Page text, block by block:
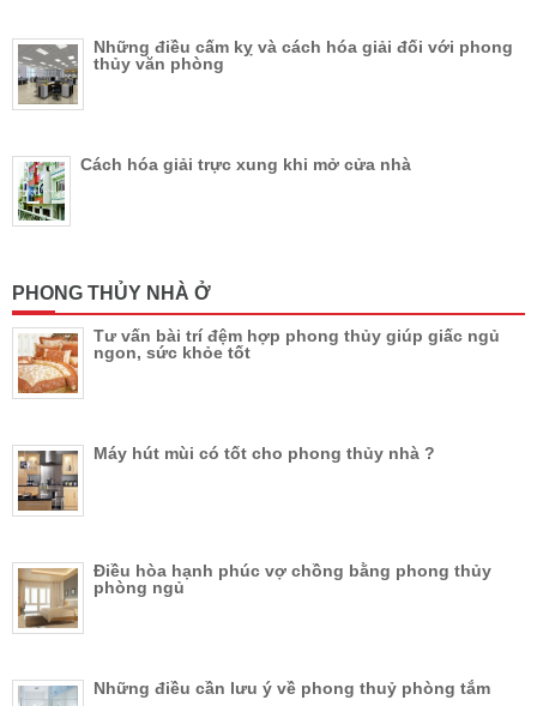
Những điều cấm kỵ và cách hóa giải đối với phong
thủy văn phòng
Cách hóa giải trực xung khi mở cửa nhà
PHONG THỦY NHÀ Ở
Tư vấn bài trí đệm hợp phong thủy giúp giấc ngủ
ngon, sức khỏe tốt
Máy hút mùi có tốt cho phong thủy nhà ?
Điều hòa hạnh phúc vợ chồng bằng phong thủy
phòng ngủ
Những điều cần lưu ý về phong thuỷ phòng tắm